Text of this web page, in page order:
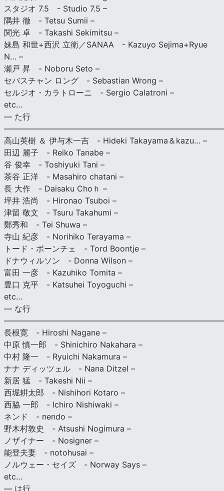
スタジオ 7.5 - Studio 7.5 –
隅井 徹 - Tetsu Sumii –
関光 卓 - Takashi Sekimitsu –
妹島 和世+西沢 立衛／SANAA - Kazuyo Sejima+Ryue
N… –
瀬戸 昇 - Noboru Seto –
セバスチャン ロング - Sebastian Wrong –
セルジオ・カラトローニ - Sergio Calatroni –
etc…
— た行
高山英樹 ＆ 伊与木一吉 - Hideki Takayama＆kazu… –
田辺 麗子 - Reiko Tanabe –
谷 俊幸 - Toshiyuki Tani –
茶谷 正洋 - Masahiro chatani –
長 大作 - Daisaku Choｈ –
坪井 浩尚 - Hironao Tsuboi –
津留 敬文 - Tsuru Takahumi –
鄭秀和 - Tei Shuwa –
寺山 紀彦 - Norihiko Terayama –
トード・ボーンチェ - Tord Boontje –
ドナウィルソン - Donna Wilson –
富田 一彦 - Kazuhiko Tomita –
豊口 克平 - Katsuhei Toyoguchi –
etc…
— な行
長根寛 - Hiroshi Nagane –
中原 慎一郎 - Shinichiro Nakahara –
中村 隆一 - Ryuichi Nakamura –
ナナ ディッツェル - Nana Ditzel –
新居 猛 - Takeshi Nii –
西堀耕太郎 - Nishihori Kotaro –
西脇 一郎 - Ichiro Nishiwaki –
ネンド - nendo –
野木村敦史 - Atsushi Nogimura –
ノザイナー - Nosigner –
能登夫妻 - notohusai –
ノルウェー・セイズ - Norway Says –
etc…
— は行